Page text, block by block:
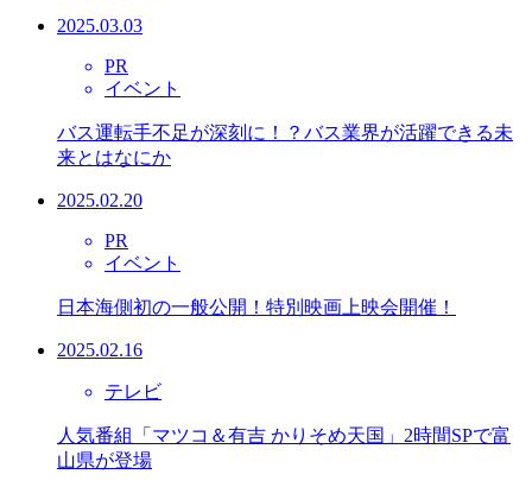
2025.03.03
PR
イベント
バス運転手不足が深刻に！？バス業界が活躍できる未
来とはなにか
2025.02.20
PR
イベント
日本海側初の一般公開！特別映画上映会開催！
2025.02.16
テレビ
人気番組「マツコ＆有吉 かりそめ天国」2時間SPで富
山県が登場